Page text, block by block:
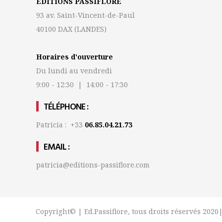
93 av. Saint-Vincent-de-Paul
40100 DAX (LANDES)
Horaires d'ouverture
Du lundi au vendredi
9:00 - 12:30 | 14:00 - 17:30
TÉLÉPHONE :
Patricia : +33 06.85.04.21.73
EMAIL :
patricia@editions-passiflore.com
Copyright© | Ed.Passiflore, tous droits réservés 2020|